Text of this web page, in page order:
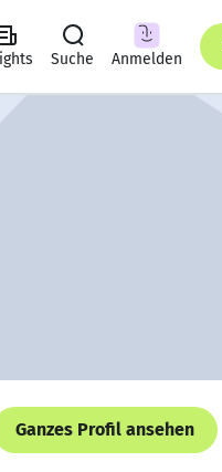
Suche Anmelden
Ganzes Profil ansehen